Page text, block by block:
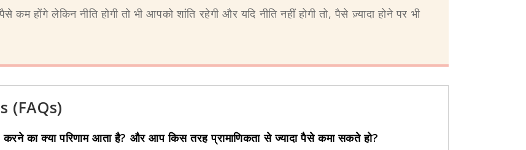
कम होंगे लेकिन नीति होगी तो भी आपको शांति रहेगी और यदि नीति नहीं होगी तो, पैसे ज़्यादा होने पर भी
(FAQs)
करने का क्या परिणाम आता है? और आप किस तरह प्रामाणिकता से ज्यादा पैसे कमा सकते हो?